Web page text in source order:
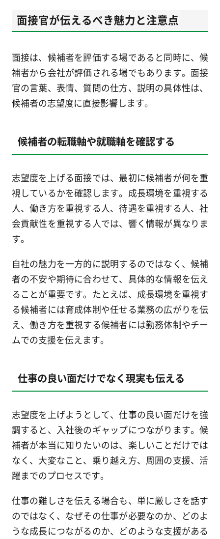
面接官が伝えるべき魅力と注意点
面接は、候補者を評価する場であると同時に、候
補者から会社が評価される場でもあります。面接
官の言葉、表情、質問の仕方、説明の具体性は、
候補者の志望度に直接影響します。
候補者の転職軸や就職軸を確認する
志望度を上げる面接では、最初に候補者が何を重
視しているかを確認します。成長環境を重視する
人、働き方を重視する人、待遇を重視する人、社
会貢献性を重視する人では、響く情報が異なりま
す。
自社の魅力を一方的に説明するのではなく、候補
者の不安や期待に合わせて、具体的な情報を伝え
ることが重要です。たとえば、成長環境を重視す
る候補者には育成体制や任せる業務の広がりを伝
え、働き方を重視する候補者には勤務体制やチー
ムでの支援を伝えます。
仕事の良い面だけでなく現実も伝える
志望度を上げようとして、仕事の良い面だけを強
調すると、入社後のギャップにつながります。候
補者が本当に知りたいのは、楽しいことだけでは
なく、大変なこと、乗り越え方、周囲の支援、活
躍までのプロセスです。
仕事の難しさを伝える場合も、単に厳しさを話す
のではなく、なぜその仕事が必要なのか、どのよ
うな成長につながるのか、どのような支援がある